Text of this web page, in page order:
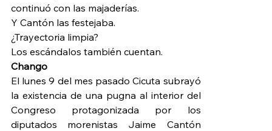
continuó con las majaderías.
Y Cantón las festejaba.
¿Trayectoria limpia?
Los escándalos también cuentan.
Chango
El lunes 9 del mes pasado Cicuta subrayó
la existencia de una pugna al interior del
Congreso protagonizada por los
diputados morenistas Jaime Cantón